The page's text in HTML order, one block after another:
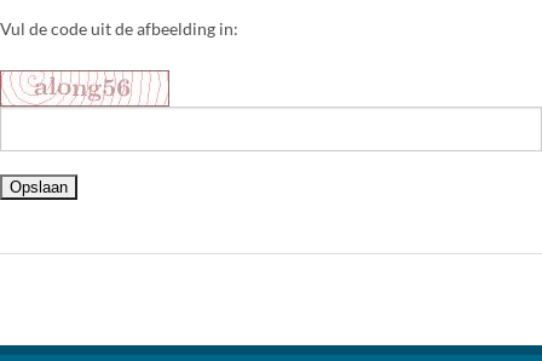
Vul de code uit de afbeelding in: